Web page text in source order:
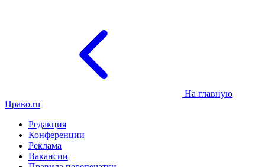
На главную
Право.ru
Редакция
Конференции
Реклама
Вакансии